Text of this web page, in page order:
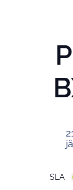
SLA